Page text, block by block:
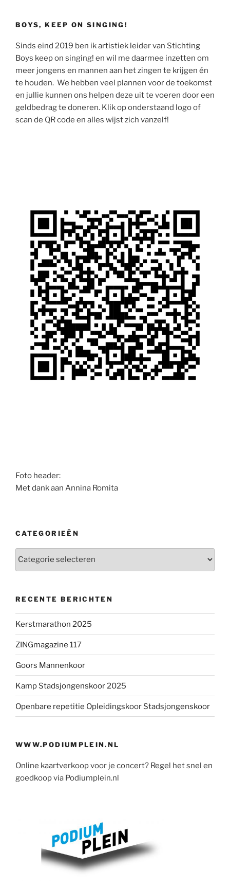
BOYS, KEEP ON SINGING!
Sinds eind 2019 ben ik artistiek leider van Stichting
Boys keep on singing! en wil me daarmee inzetten om
meer jongens en mannen aan het zingen te krijgen én
te houden. We hebben veel plannen voor de toekomst
en jullie kunnen ons helpen deze uit te voeren door een
geldbedrag te doneren. Klik op onderstaand logo of
scan de QR code en alles wijst zich vanzelf!
Foto header:
Met dank aan Annina Romita
CATEGORIEËN
Categorieën
RECENTE BERICHTEN
Kerstmarathon 2025
ZINGmagazine 117
Goors Mannenkoor
Kamp Stadsjongenskoor 2025
Openbare repetitie Opleidingskoor Stadsjongenskoor
WWW.PODIUMPLEIN.NL
Online kaartverkoop voor je concert? Regel het snel en
goedkoop via Podiumplein.nl